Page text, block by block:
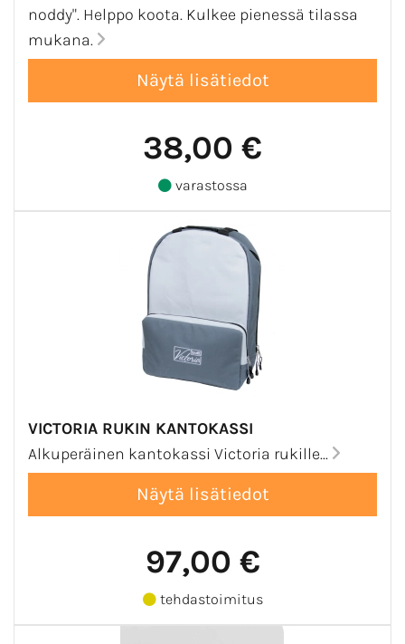
noddy". Helppo koota. Kulkee pienessä tilassa
mukana.
38,00 €
varastossa
VICTORIA RUKIN KANTOKASSI
Alkuperäinen kantokassi Victoria rukille...
97,00 €
tehdastoimitus